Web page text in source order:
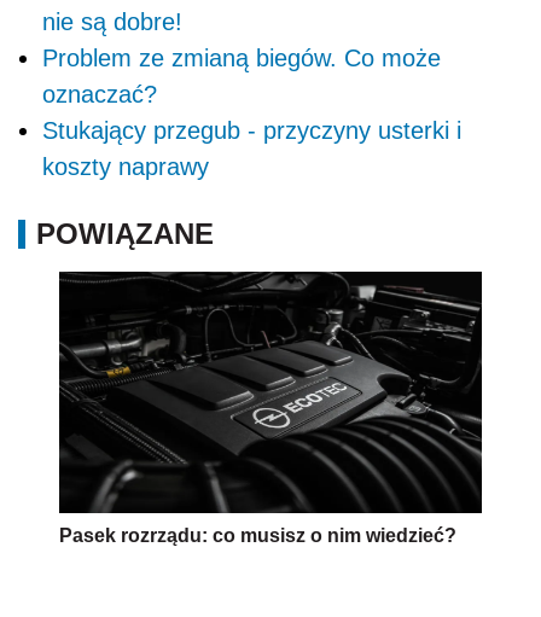
nie są dobre!
Problem ze zmianą biegów. Co może
oznaczać?
Stukający przegub - przyczyny usterki i
koszty naprawy
POWIĄZANE
Pasek rozrządu: co musisz o nim wiedzieć?